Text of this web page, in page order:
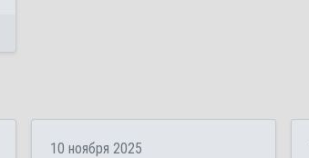
10 ноября 2025